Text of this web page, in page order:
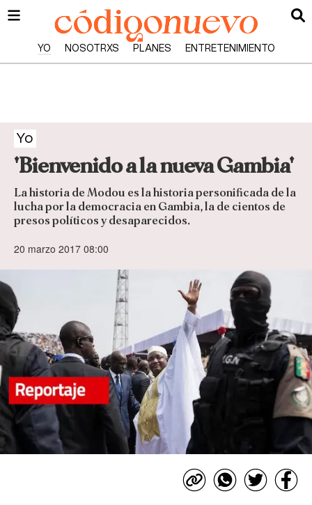
YO NOSOTRXS PLANES ENTRETENIMIENTO
Yo
'Bienvenido a la nueva Gambia'
La historia de Modou es la historia personificada de la
lucha por la democracia en Gambia, la de cientos de
presos políticos y desaparecidos.
20 marzo 2017 08:00